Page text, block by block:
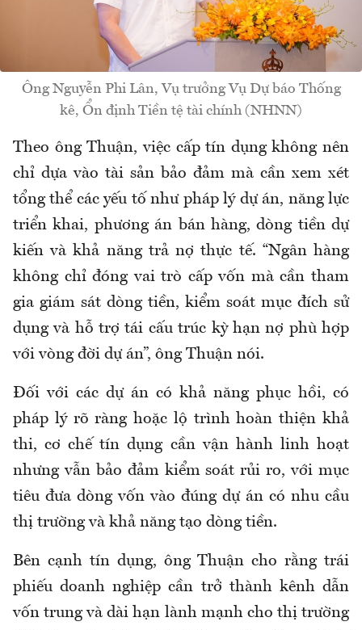
Ông Nguyễn Phi Lân, Vụ trưởng Vụ Dự báo Thống
kê, Ổn định Tiền tệ tài chính (NHNN)
Theo ông Thuận, việc cấp tín dụng không nên
chỉ dựa vào tài sản bảo đảm mà cần xem xét
tổng thể các yếu tố như pháp lý dự án, năng lực
triển khai, phương án bán hàng, dòng tiền dự
kiến và khả năng trả nợ thực tế. “Ngân hàng
không chỉ đóng vai trò cấp vốn mà cần tham
gia giám sát dòng tiền, kiểm soát mục đích sử
dụng và hỗ trợ tái cấu trúc kỳ hạn nợ phù hợp
với vòng đời dự án”, ông Thuận nói.
Đối với các dự án có khả năng phục hồi, có
pháp lý rõ ràng hoặc lộ trình hoàn thiện khả
thi, cơ chế tín dụng cần vận hành linh hoạt
nhưng vẫn bảo đảm kiểm soát rủi ro, với mục
tiêu đưa dòng vốn vào đúng dự án có nhu cầu
thị trường và khả năng tạo dòng tiền.
Bên cạnh tín dụng, ông Thuận cho rằng trái
phiếu doanh nghiệp cần trở thành kênh dẫn
vốn trung và dài hạn lành mạnh cho thị trường